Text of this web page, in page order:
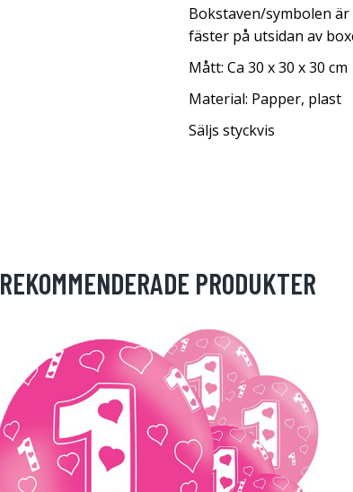
Bokstaven/symbolen
fäster på utsidan av
Mått: Ca 30 x 30 x 30 cm
Material: Papper, plast
Säljs styckvis
REKOMMENDERADE PRODUKTER